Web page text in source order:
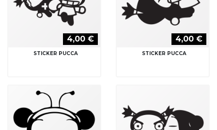
4,00 €
STICKER PUCCA
4,00 €
STICKER PUCCA